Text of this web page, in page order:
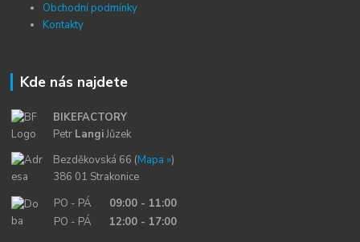
Obchodní podmínky
Kontakty
Kde nás najdete
BIKEFACTORY
Petr LangiJůzek
Bezděkovská 66 (Mapa »)
386 01 Strakonice
PO - PÁ
09:00 - 11:00
PO - PÁ
12:00 - 17:00